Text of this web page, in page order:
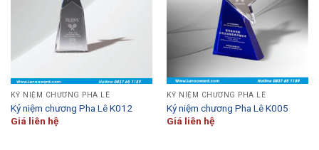
KỶ NIỆM CHƯƠNG PHA LÊ
Kỷ niệm chương Pha Lê K012
Giá liên hệ
KỶ NIỆM CHƯƠNG PHA LÊ
Kỷ niệm chương Pha Lê K005
Giá liên hệ